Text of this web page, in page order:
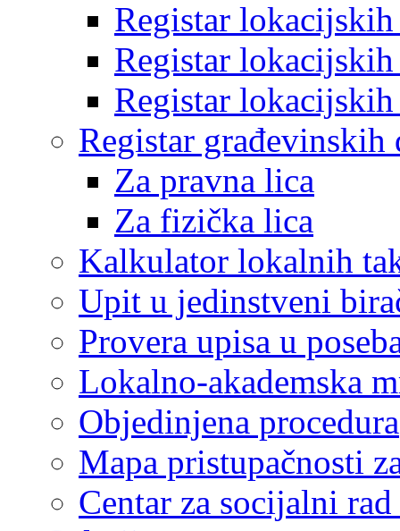
Registar
Registar
Registar
Registar građevinskih
Za pravna lica
Za fizička lica
Kalkulator lokalnih
Upit u jedinstveni
Provera upisa u
Lokalno-akademska
Objedinjena procedura
Mapa pristupačnosti
Centar za socijalni